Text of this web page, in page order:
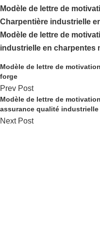
Modèle de lettre de
Charpentière industrielle
Modèle de lettre de
industrielle en charpentes
Modèle de lettre de
forge
Prev Post
Modèle de lettre de
assurance qualité industrielle
Next Post